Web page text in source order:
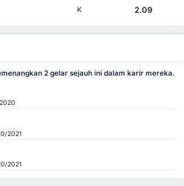
K 2.09
2 gelar sejauh ini dalam karir mereka.
2021
2021